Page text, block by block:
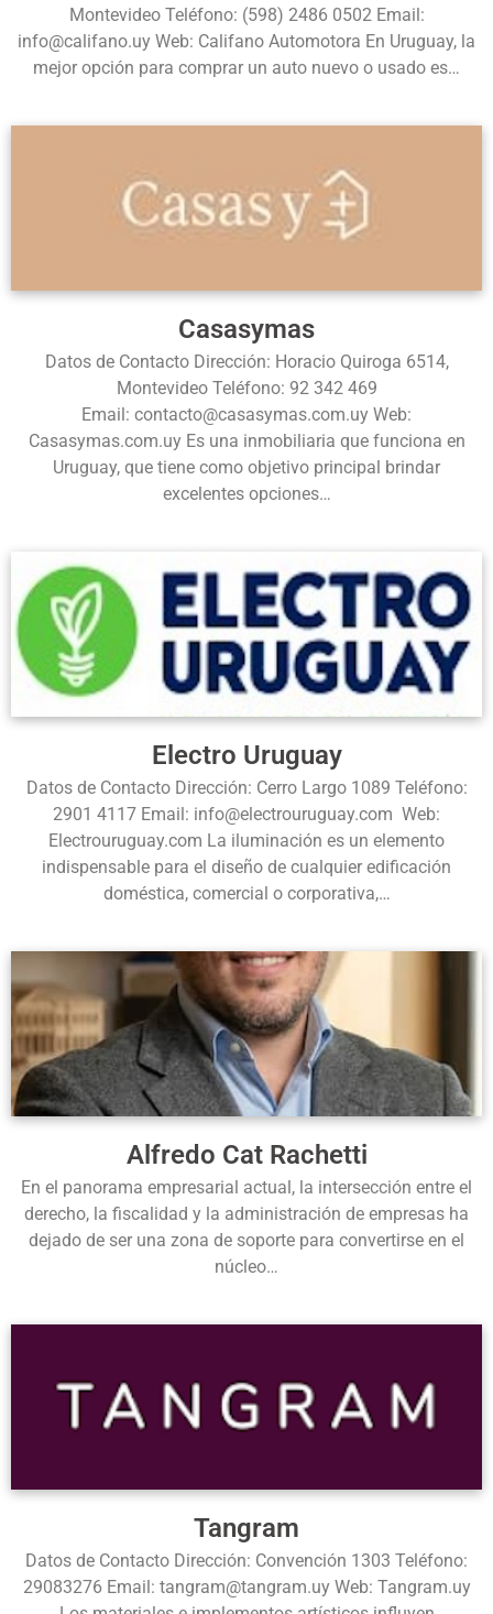
Montevideo Teléfono: (598) 2486 0502 Email:
info@califano.uy Web: Califano Automotora En Uruguay, la
mejor opción para comprar un auto nuevo o usado es…
Casasymas
Datos de Contacto Dirección: Horacio Quiroga 6514,
Montevideo Teléfono: 92 342 469
Email: contacto@casasymas.com.uy Web:
Casasymas.com.uy Es una inmobiliaria que funciona en
Uruguay, que tiene como objetivo principal brindar
excelentes opciones…
Electro Uruguay
Datos de Contacto Dirección: Cerro Largo 1089 Teléfono:
2901 4117 Email: info@electrouruguay.com Web:
Electrouruguay.com La iluminación es un elemento
indispensable para el diseño de cualquier edificación
doméstica, comercial o corporativa,…
Alfredo Cat Rachetti
En el panorama empresarial actual, la intersección entre el
derecho, la fiscalidad y la administración de empresas ha
dejado de ser una zona de soporte para convertirse en el
núcleo…
Tangram
Datos de Contacto Dirección: Convención 1303 Teléfono:
29083276 Email: tangram@tangram.uy Web: Tangram.uy